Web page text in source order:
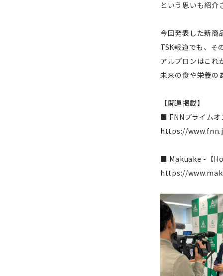
という思いも紹介
今回発表した新商
TSK報道でも、そ
アルプロンはこれ
未来の食や栄養の
【関連掲載】
■ FNNプライムオ
https://
■ Makuake -【
https://